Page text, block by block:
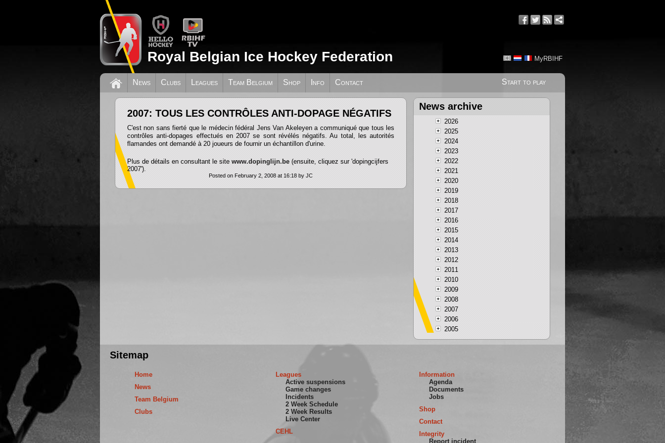
MyRBIHF
Royal Belgian Ice Hockey Federation
Start to play
News Clubs Leagues Team Belgium Shop Info Contact
2007: TOUS LES CONTRÔLES ANTI-DOPAGE NÉGATIFS
C'est non sans fierté que le médecin fédéral Jens Van Akeleyen a communiqué que tous les
contrôles anti-dopages effectués en 2007 se sont révélés négatifs. Au total, les autorités
flamandes ont demandé à 20 joueurs de fournir un échantillon d'urine.
Plus de détails en consultant le site www.dopinglijn.be (ensuite, cliquez sur 'dopingcijfers
2007').
Posted on February 2, 2008 at 16:18 by JC
News archive
2026
2025
2024
2023
2022
2021
2020
2019
2018
2017
2016
2015
2014
2013
2012
2011
2010
2009
2008
2007
2006
2005
Sitemap
Home
News
Team Belgium
Clubs
Leagues
Active suspensions
Game changes
Incidents
2 Week Schedule
2 Week Results
Live Center
CEHL
Information
Agenda
Documents
Jobs
Shop
Contact
Integrity
Report incident